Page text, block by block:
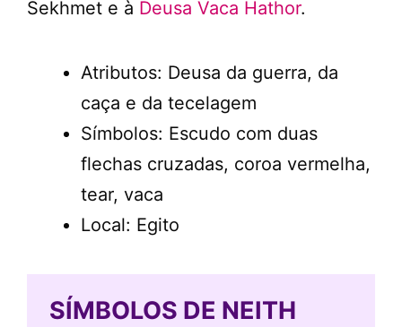
Sekhmet e à Deusa Vaca Hathor.
Atributos: Deusa da guerra, da
caça e da tecelagem
Símbolos: Escudo com duas
flechas cruzadas, coroa vermelha,
tear, vaca
Local: Egito
SÍMBOLOS DE NEITH